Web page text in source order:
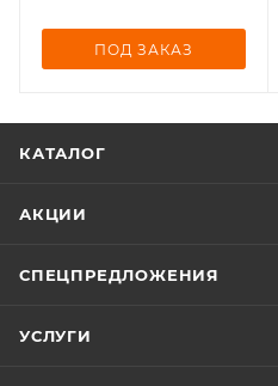
ПОД ЗАКАЗ
КАТАЛОГ
АКЦИИ
СПЕЦПРЕДЛОЖЕНИЯ
УСЛУГИ